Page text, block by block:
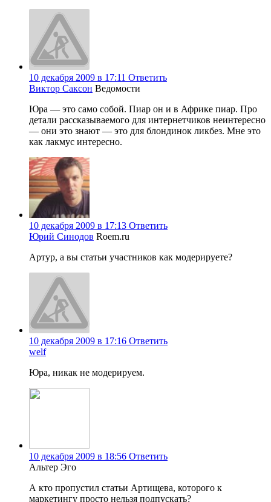
10 декабря 2009 в 17:11 Ответить
Виктор Саксон Ведомости
Юра — это само собой. Пиар он и в Африке пиар. Про
детали рассказываемого для интернетчиков неинтересно
— они это знают — это для блондинок ликбез. Мне это
как лакмус интересно.
10 декабря 2009 в 17:13 Ответить
Юрий Синодов Roem.ru
Артур, а вы статьи участников как модерируете?
10 декабря 2009 в 17:16 Ответить
welf
Юра, никак не модерируем.
10 декабря 2009 в 18:56 Ответить
Альтер Эго
А кто пропустил статьи Артищева, которого к
маркетингу просто нельзя подпускать?